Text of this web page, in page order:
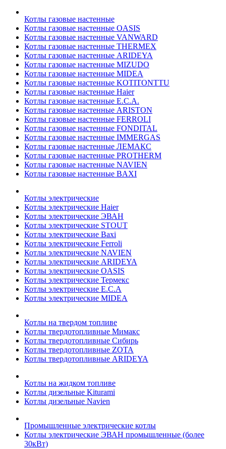
Котлы газовые настенные
Котлы газовые настенные OASIS
Котлы газовые настенные VANWARD
Котлы газовые настенные THERMEX
Котлы газовые настенные ARIDEYA
Котлы газовые настенные MIZUDO
Котлы газовые настенные MIDEA
Котлы газовые настенные KOTITONTTU
Котлы газовые настенные Haier
Котлы газовые настенные E.C.A.
Котлы газовые настенные ARISTON
Котлы газовые настенные FERROLI
Котлы газовые настенные FONDITAL
Котлы газовые настенные IMMERGAS
Котлы газовые настенные ЛЕМАКС
Котлы газовые настенные PROTHERM
Котлы газовые настенные NAVIEN
Котлы газовые настенные BAXI
Котлы электрические
Котлы электрические Haier
Котлы электрические ЭВАН
Котлы электрические STOUT
Котлы электрические Baxi
Котлы электрические Ferroli
Котлы электрические NAVIEN
Котлы электрические ARIDEYA
Котлы электрические OASIS
Котлы электрические Термекс
Котлы электрические E.C.A
Котлы электрические MIDEA
Котлы на твердом топливе
Котлы твердотопливные Мимакс
Котлы твердотопливные Сибирь
Котлы твердотопливные ZOTA
Котлы твердотопливные ARIDEYA
Котлы на жидком топливе
Котлы дизельные Kiturami
Котлы дизельные Navien
Промышленные электрические котлы
Котлы электрические ЭВАН промышленные (более
30кВт)